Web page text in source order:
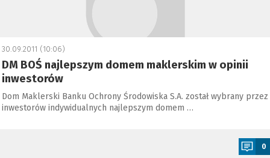
30.09.2011 (10:06)
DM BOŚ najlepszym domem maklerskim w opinii
inwestorów
Dom Maklerski Banku Ochrony Środowiska S.A. został wybrany przez
inwestorów indywidualnych najlepszym domem …
0